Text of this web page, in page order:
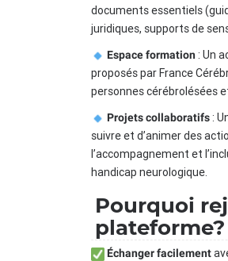
documents essentiels
juridiques, supports de
Espace formation: Un
proposés par France
personnes cérébrolésées
Projets collaboratifs:
suivre et d’animer des
l’accompagnement et
handicap neurologique.
Pourquoi
plateforme?
Échanger facilement